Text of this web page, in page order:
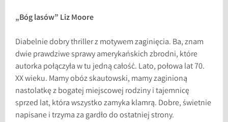
„Bóg lasów” Liz Moore
Diabelnie dobry thriller z motywem zaginięcia. Ba, znam
dwie prawdziwe sprawy amerykańskich zbrodni, które
autorka połączyła w tu jedną całość. Lato, połowa lat 70.
XX wieku. Mamy obóz skautowski, mamy zaginioną
nastolatkę z bogatej miejscowej rodziny i tajemnicę
sprzed lat, która wszystko zamyka klamrą. Dobre, świetnie
napisane i trzyma za gardło do ostatniej strony.